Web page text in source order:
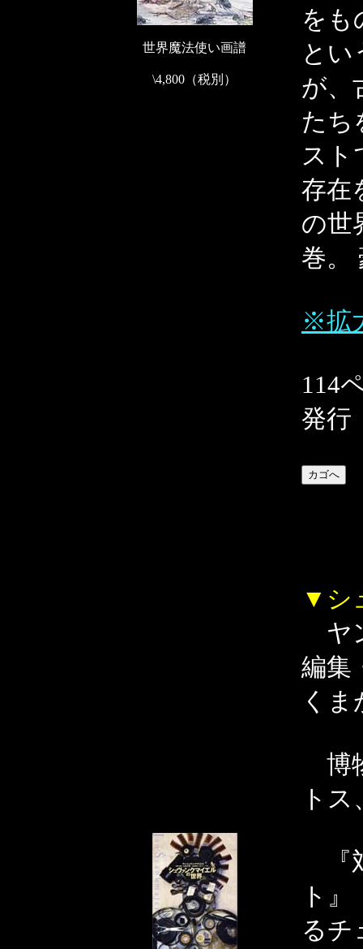
世界魔法使い画譜
\4,800（税別）
をも
とい
が、
たち
スト
存在
の世
巻。
※拡
114
発行
▼シ
ヤ
編集
く
博
ト
『
ト
るチ